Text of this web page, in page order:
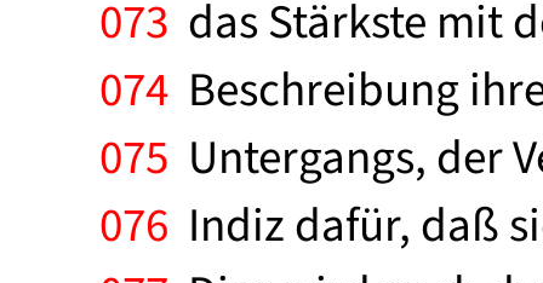
073 das Stärkste mit
074 Beschreibung
075 Untergangs, der
076 Indiz dafür, daß